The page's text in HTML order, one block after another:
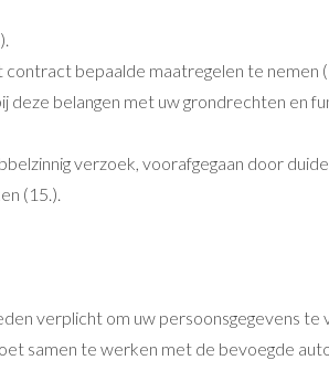
bepaalde maatregelen te nemen
deze belangen met uw grondrechten en
verzoek, voorafgegaan door
(15.).
verplicht om uw persoonsgegevens
samen te werken met de bevoegde